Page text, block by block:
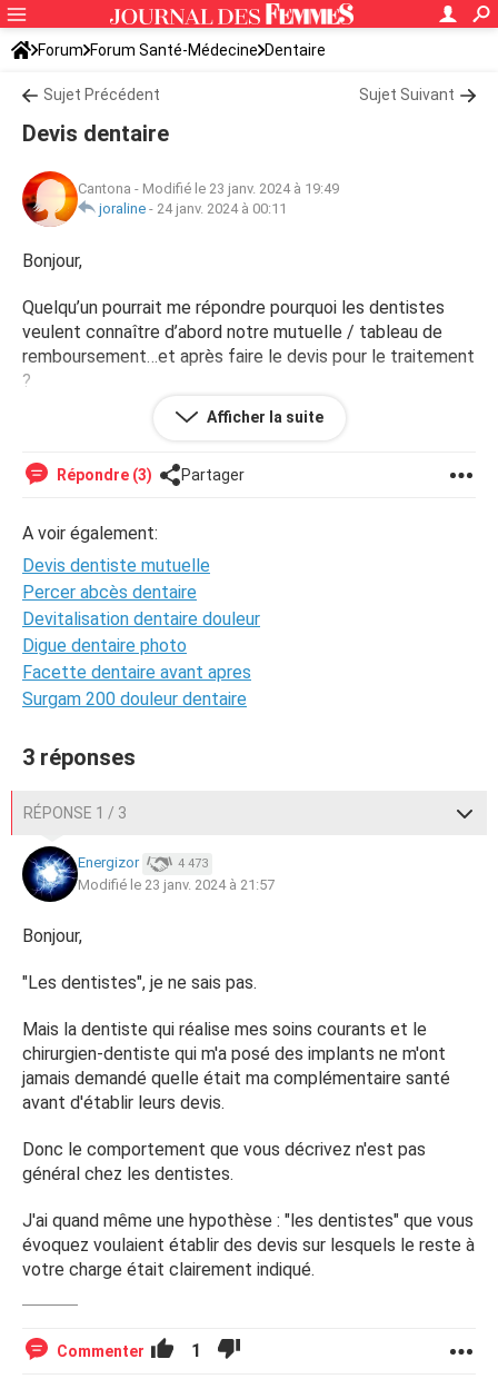
Forum Forum Santé-Médecine Dentaire
Sujet Précédent Sujet Suivant
Devis dentaire
Cantona - Modifié le 23 janv. 2024 à 19:49
joraline - 24 janv. 2024 à 00:11
Bonjour,
Quelqu’un pourrait me répondre pourquoi les dentistes
veulent connaître d’abord notre mutuelle / tableau de
remboursement…et après faire le devis pour le traitement
?
Afficher la suite
Répondre (3) Partager
A voir également:
Devis dentiste mutuelle
Percer abcès dentaire
Devitalisation dentaire douleur
Digue dentaire photo
Facette dentaire avant apres
Surgam 200 douleur dentaire
3 réponses
RÉPONSE 1 / 3
Energizor 4 473
Modifié le 23 janv. 2024 à 21:57
Bonjour,
"Les dentistes", je ne sais pas.
Mais la dentiste qui réalise mes soins courants et le
chirurgien-dentiste qui m'a posé des implants ne m'ont
jamais demandé quelle était ma complémentaire santé
avant d'établir leurs devis.
Donc le comportement que vous décrivez n'est pas
général chez les dentistes.
J'ai quand même une hypothèse : "les dentistes" que vous
évoquez voulaient établir des devis sur lesquels le reste à
votre charge était clairement indiqué.
Commenter 1